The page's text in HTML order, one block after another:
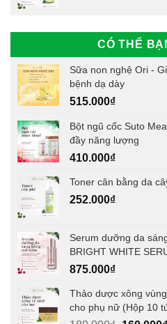
CÓ THỂ
Sữa non nghệ Ori -
bệnh dạ dày
515.000₫
Bột ngũ cốc Suto
đầy năng lượng
410.000₫
Toner cân bằng da
252.000₫
Serum dưỡng da
BRIGHT WHITE
875.000₫
Thảo dược xông
cho phụ nữ (Hộp 10